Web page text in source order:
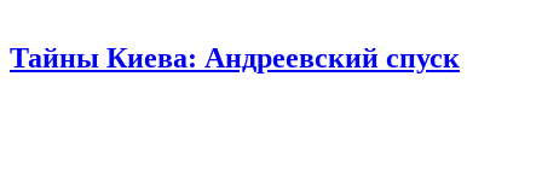
Тайны Киева: Андреевский спуск